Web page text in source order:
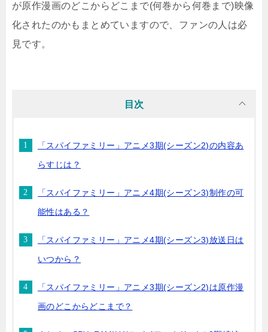
が原作漫画のどこからどこまで(何巻から何巻まで)映像
化されたのかもまとめていますので、ファンの人は必
見です。
目次
「スパイファミリー」アニメ3期(シーズン2)の内容あ
らすじは？
「スパイファミリー」アニメ4期(シーズン3)制作の可
能性はある？
「スパイファミリー」アニメ4期(シーズン3)放送日は
いつから？
「スパイファミリー」アニメ3期(シーズン2)は原作漫
画のどこからどこまで？